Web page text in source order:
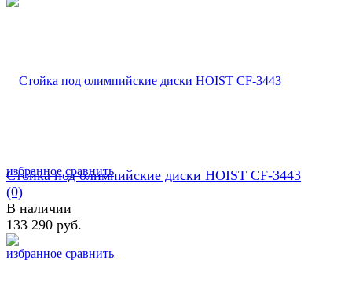
избранное сравнить
избранное сравнить
Стойка под олимпийские диски HOIST CF-3443
(0)
В наличии
133 290 руб.